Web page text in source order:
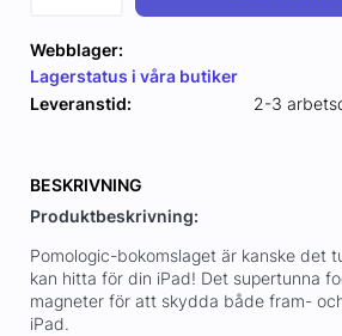
Webblager:
Lagerstatus i våra butiker
Leveranstid:
2-3
BESKRIVNING
Produktbeskrivning:
Pomologic-bokomslaget är kanske det
kan hitta för din iPad! Det supertunna
magneter för att skydda både fram-
iPad.